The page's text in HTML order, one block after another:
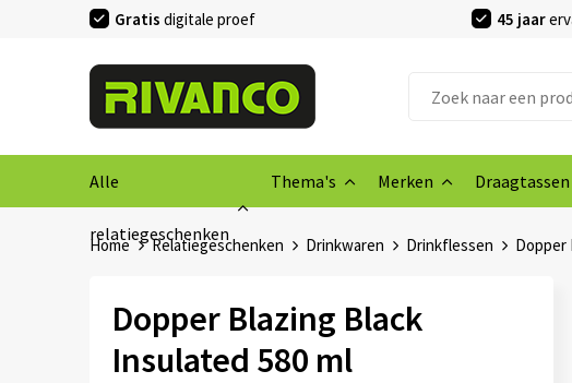
Gratis digitale proef 45 jaar
Alle
relatiegeschenken
Thema's Merken Draagtassen
Home Relatiegeschenken Drinkwaren Drinkflessen Dopper
Dopper Blazing Black
Insulated 580 ml